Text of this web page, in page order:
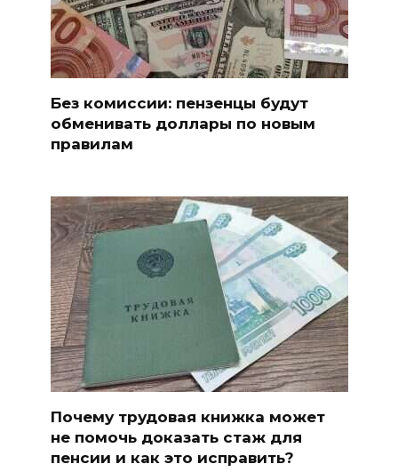
Без комиссии: пензенцы будут
обменивать доллары по новым
правилам
Почему трудовая книжка может
не помочь доказать стаж для
пенсии и как это исправить?